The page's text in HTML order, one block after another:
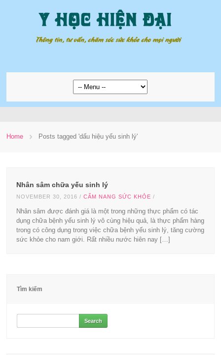
Home Posts tagged 'dấu hiệu yếu sinh lý'
Nhân sâm chữa yếu sinh lý
NOVEMBER 30, 2016 /CẨM NANG SỨC KHỎE /
Nhân sâm được đánh giá là một trong những thực phẩm có tác
dụng chữa bệnh yếu sinh lý vô cùng hiệu quả, là thực phẩm hàng
trong có công dụng trong việc chữa bệnh yếu sinh lý, tăng cường
sức khỏe cho nam giới. Rất nhiều nước hiên nay […]
Tìm kiếm
for: